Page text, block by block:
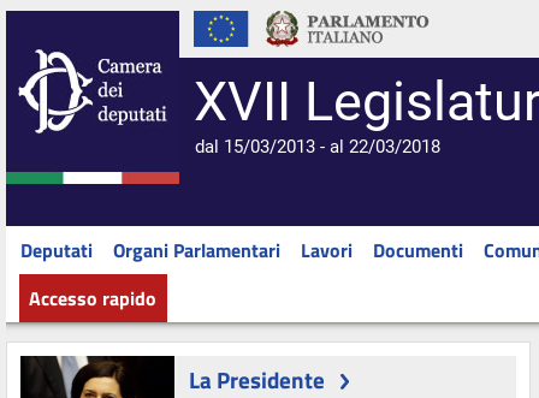
XVII
dal 15/03/2013 - al 22/03/2018
Deputati Organi Parlamentari Lavori Documenti
Accesso rapido
La Presidente